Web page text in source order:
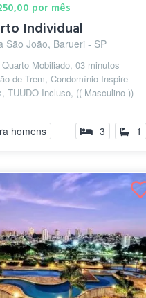
por mês
Individual
São João, Barueri - SP
Mobiliado, 03 minutos
de Trem, Condomínio Inspire
TUUDO Incluso, (( Masculino ))
homens 3 1